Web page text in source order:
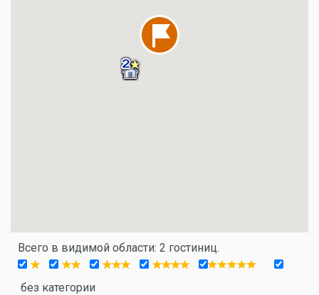
Всего в видимой области: 2 гостиниц.
без категории